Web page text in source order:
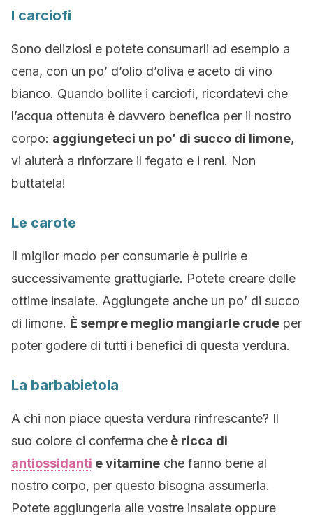
I carciofi
Sono deliziosi e potete consumarli ad esempio a
cena, con un po’ d’olio d’oliva e aceto di vino
bianco. Quando bollite i carciofi, ricordatevi che
l’acqua ottenuta è davvero benefica per il nostro
corpo: aggiungeteci un po’ di succo di limone,
vi aiuterà a rinforzare il fegato e i reni. Non
buttatela!
Le carote
Il miglior modo per consumarle è pulirle e
successivamente grattugiarle. Potete creare delle
ottime insalate. Aggiungete anche un po’ di succo
di limone. È sempre meglio mangiarle crude per
poter godere di tutti i benefici di questa verdura.
La barbabietola
A chi non piace questa verdura rinfrescante? Il
suo colore ci conferma che è ricca di
antiossidanti e vitamine che fanno bene al
nostro corpo, per questo bisogna assumerla.
Potete aggiungerla alle vostre insalate oppure